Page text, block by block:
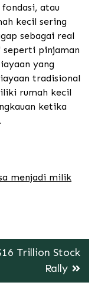
atau
kecil sering
sebagai real
pinjaman
yang
tradisional
rumah kecil
ketika
menjadi milik
Trillion Stock
Rally